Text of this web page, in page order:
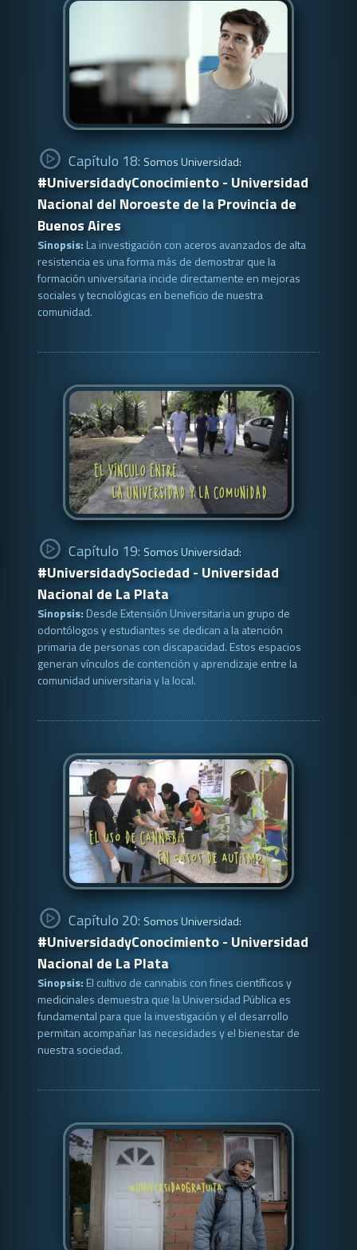
Capítulo 18: Somos Universidad:
#UniversidadyConocimiento - Universidad
Nacional del Noroeste de la Provincia de
Buenos Aires
Sinopsis: La investigación con aceros avanzados de alta
resistencia es una forma más de demostrar que la
formación universitaria incide directamente en mejoras
sociales y tecnológicas en beneficio de nuestra
comunidad.
Capítulo 19: Somos Universidad:
#UniversidadySociedad - Universidad
Nacional de La Plata
Sinopsis: Desde Extensión Universitaria un grupo de
odontólogos y estudiantes se dedican a la atención
primaria de personas con discapacidad. Estos espacios
generan vínculos de contención y aprendizaje entre la
comunidad universitaria y la local.
Capítulo 20: Somos Universidad:
#UniversidadyConocimiento - Universidad
Nacional de La Plata
Sinopsis: El cultivo de cannabis con fines científicos y
medicinales demuestra que la Universidad Pública es
fundamental para que la investigación y el desarrollo
permitan acompañar las necesidades y el bienestar de
nuestra sociedad.